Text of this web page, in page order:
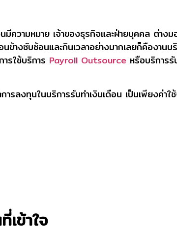
วามหมาย เจ้าของธุรกิจและฝ่ายบุคคล ต่างม
งซับซ้อนและกินเวลาอย่างมากเลยก็คืองานบ
รใช้บริการ Payroll Outsource หรือบริการ
ารลงทุนในบริการรับทำเงินเดือน เป็นเพียงค่
เข้าใจ